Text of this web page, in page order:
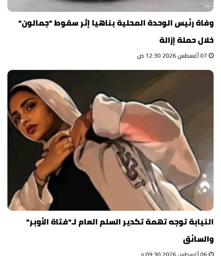
وفاة رئيس الوحدة المحلية بناهيا إثر سقوط "جمالون"
خلال حملة إزالة
النيابة توجه تهمة تكدير السلم العام لـ"فتاة الأوبر"
والسائق